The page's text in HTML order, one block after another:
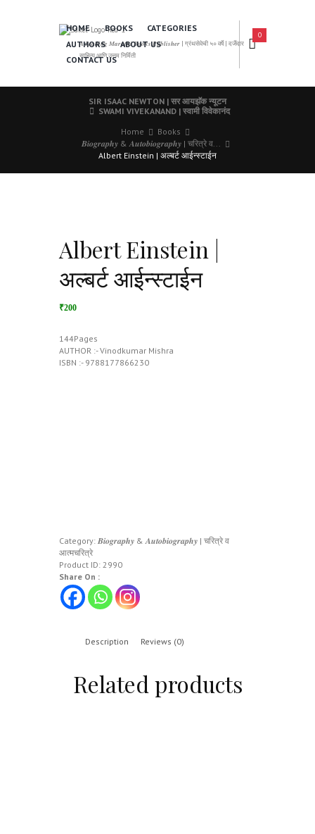
𝑨 𝑳𝒆𝒂𝒅𝒊𝒏𝒈 𝑴𝒂𝒓𝒂𝒕𝒉𝒊 𝑩𝒐𝒐𝒌𝒔 𝑷𝒖𝒃𝒍𝒊𝒔𝒉𝒆𝒓 | ग्रंथसेवेची ५० वर्षे | दर्जेदार
साहित्य आणि उत्तम निर्मिती
HOME BOOKS
CATEGORIES
AUTHORS
ABOUT US
CONTACT US
0
SIR ISAAC NEWTON | सर आयझॅक न्यूटन
SWAMI VIVEKANAND | स्वामी विवेकानंद
Home
Books
𝑩𝒊𝒐𝒈𝒓𝒂𝒑𝒉𝒚 & 𝑨𝒖𝒕𝒐𝒃𝒊𝒐𝒈𝒓𝒂𝒑𝒉𝒚 | चरित्रे व...
Albert Einstein | अल्बर्ट आईन्स्टाईन
Albert Einstein |
अल्बर्ट आईन्स्टाईन
₹200
144Pages
AUTHOR :- Vinodkumar Mishra
ISBN :- 9788177866230
Category: 𝑩𝒊𝒐𝒈𝒓𝒂𝒑𝒉𝒚 & 𝑨𝒖𝒕𝒐𝒃𝒊𝒐𝒈𝒓𝒂𝒑𝒉𝒚 | चरित्रे व
आत्मचरित्रे
Product ID: 2990
Share On :
Description Reviews (0)
Related products